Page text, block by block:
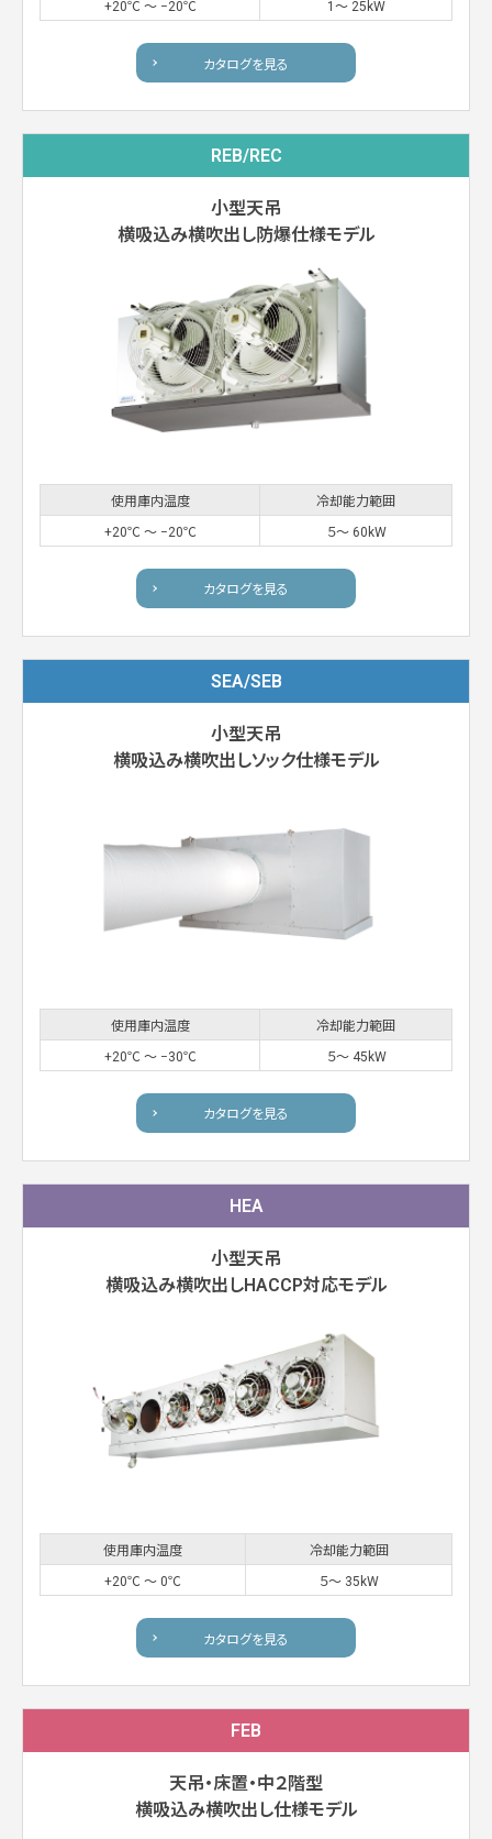
+20℃ 〜 −20℃ 1〜 25kW
カタログを見る
REB/REC
小型天吊
横吸込み横吹出し防爆仕様モデル
使用庫内温度
冷却能力範囲
+20℃ 〜 −20℃
５〜 60kW
カタログを見る
SEA/SEB
小型天吊
横吸込み横吹出しソック仕様モデル
使用庫内温度
冷却能力範囲
+20℃ 〜 −30℃
５〜 45kW
カタログを見る
HEA
小型天吊
横吸込み横吹出しHACCP対応モデル
使用庫内温度
冷却能力範囲
+20℃ 〜 0℃
５〜 35kW
カタログを見る
FEB
天吊・床置・中２階型
横吸込み横吹出し仕様モデル